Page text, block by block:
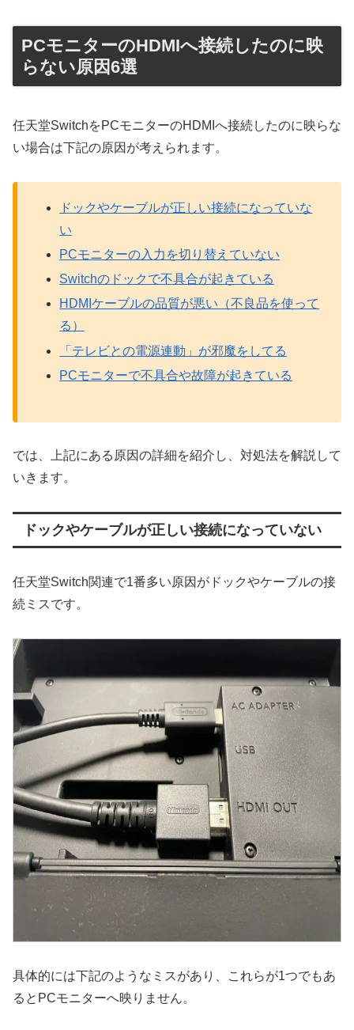
PCモニターのHDMIへ接続したのに映
らない原因6選
任天堂SwitchをPCモニターのHDMIへ接続したのに映らな
い場合は下記の原因が考えられます。
ドックやケーブルが正しい接続になっていな
い
PCモニターの入力を切り替えていない
Switchのドックで不具合が起きている
HDMIケーブルの品質が悪い（不良品を使って
る）
「テレビとの電源連動」が邪魔をしてる
PCモニターで不具合や故障が起きている
では、上記にある原因の詳細を紹介し、対処法を解説して
いきます。
ドックやケーブルが正しい接続になっていない
任天堂Switch関連で1番多い原因がドックやケーブルの接
続ミスです。
具体的には下記のようなミスがあり、これらが1つでもあ
るとPCモニターへ映りません。